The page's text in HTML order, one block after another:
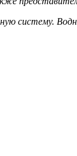
систему.